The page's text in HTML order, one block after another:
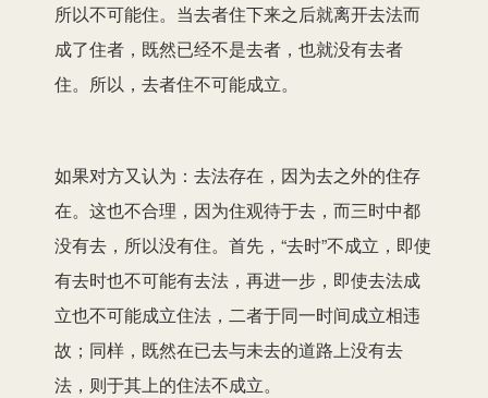
所以不可能住。当去者住下来之后就离开去法而
成了住者，既然已经不是去者，也就没有去者
住。所以，去者住不可能成立。
如果对方又认为：去法存在，因为去之外的住存
在。这也不合理，因为住观待于去，而三时中都
没有去，所以没有住。首先，“去时”不成立，即使
有去时也不可能有去法，再进一步，即使去法成
立也不可能成立住法，二者于同一时间成立相违
故；同样，既然在已去与未去的道路上没有去
法，则于其上的住法不成立。